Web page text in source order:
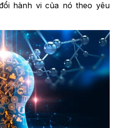
hành vi của nó theo yêu